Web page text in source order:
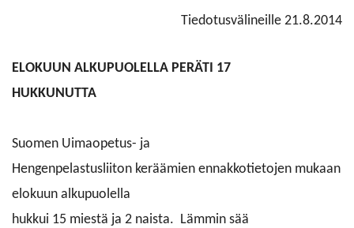
Tiedotusvälineille 21.8.2014
ELOKUUN ALKUPUOLELLA PERÄTI 17
HUKKUNUTTA
Suomen Uimaopetus- ja
Hengenpelastusliiton keräämien ennakkotietojen mukaan
elokuun alkupuolella
hukkui 15 miestä ja 2 naista. Lämmin sää